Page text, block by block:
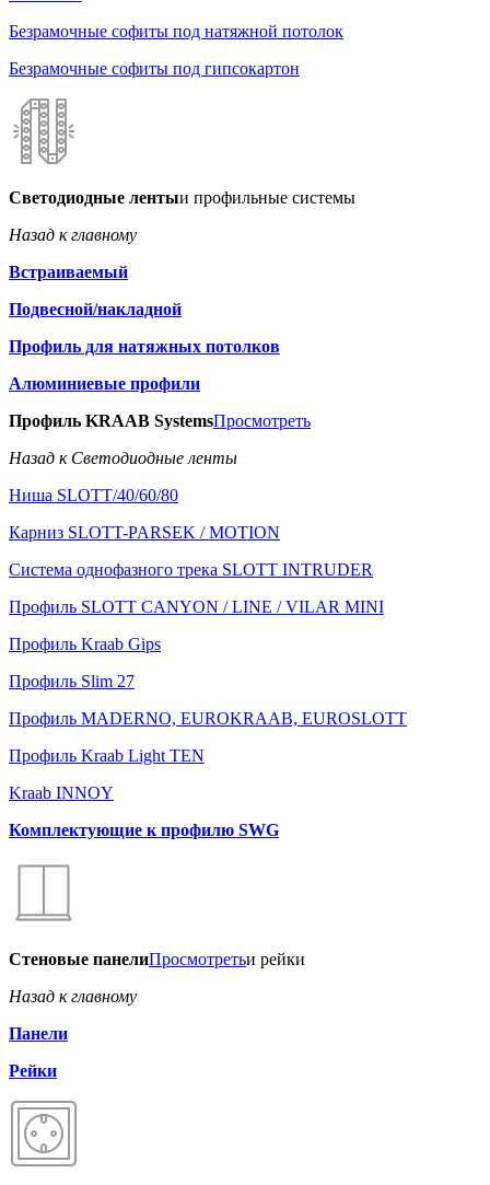
Безрамочные софиты под натяжной потолок
Безрамочные софиты под гипсокартон
Светодиодные лентыи профильные системы
Назад к главному
Встраиваемый
Подвесной/накладной
Профиль для натяжных потолков
Алюминиевые профили
Профиль KRAAB SystemsПросмотреть
Назад к Светодиодные ленты
Ниша SLOTT/40/60/80
Карниз SLOTT-PARSEK / MOTION
Система однофазного трека SLOTT INTRUDER
Профиль SLOTT CANYON / LINE / VILAR MINI
Профиль Kraab Gips
Профиль Slim 27
Профиль MADERNO, EUROKRAAB, EUROSLOTT
Профиль Kraab Light TEN
Kraab INNOY
Комплектующие к профилю SWG
Стеновые панелиПросмотретьи рейки
Назад к главному
Панели
Рейки